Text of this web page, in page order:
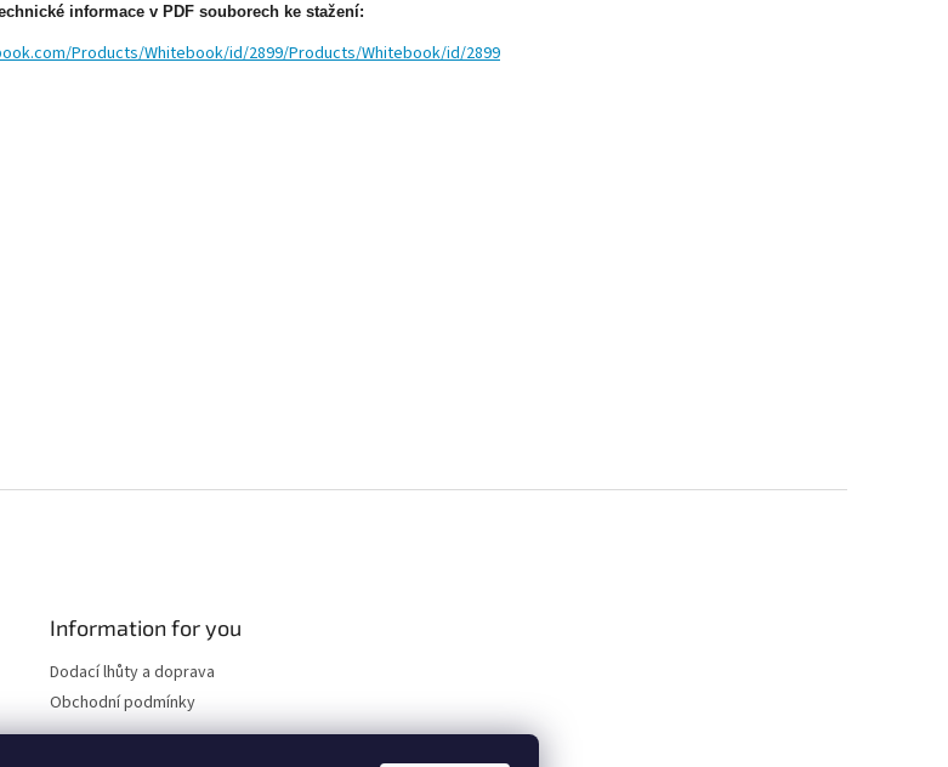
informace v PDF souborech ke stažení:
Products/Whitebook/id/2899/Products/Whitebook/id/2899
Information for you
Dodací lhůty a doprava
Obchodní podmínky